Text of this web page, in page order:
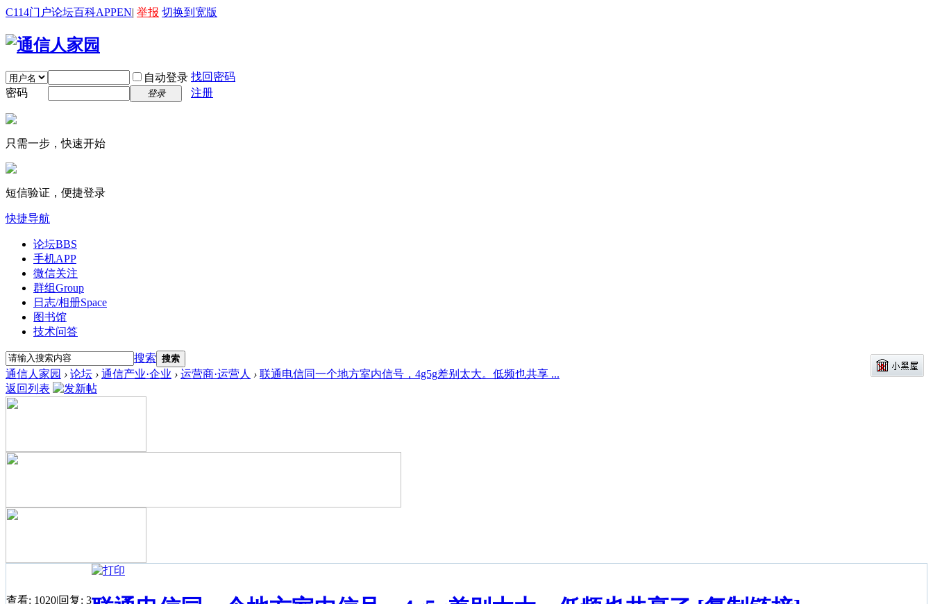
C114门户论坛百科APPEN| 举报 切换到宽版
自动登录 找回密码
密码
登录 注册
只需一步，快速开始
短信验证，便捷登录
快捷导航
论坛BBS
手机APP
微信关注
群组Group
日志/相册Space
图书馆
技术问答
搜索 搜索
通信人家园 › 论坛 › 通信产业·企业 › 运营商·运营人 › 联通电信同一个地方室内信号，4g5g差别太大。低频也共享 ...
返回列表
查看: 1020|回复: 3